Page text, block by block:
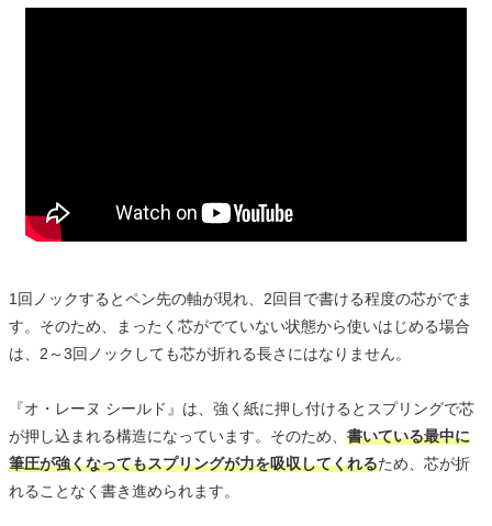
1回ノックするとペン先の軸が現れ、2回目で書ける程度の芯がでま
す。そのため、まったく芯がでていない状態から使いはじめる場合
は、2～3回ノックしても芯が折れる長さにはなりません。
『オ・レーヌ シールド』は、強く紙に押し付けるとスプリングで芯
が押し込まれる構造になっています。そのため、 書いている最中に
筆圧が強くなってもスプリングが力を吸収してくれるため、芯が折
れることなく書き進められます。